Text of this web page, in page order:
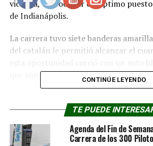
victoria, tras ocupar el séptimo
de Indianápolis.
La carrera tuvo siete banderas
del catalán le permitió alcanzar el
que son los colores de Honda Racing
llegaron en circuitos urbanos, como
FOTO: INDYCAR
CONTINÚE LEYENDO
TE PUEDE
Agenda del Fin de
Carrera de los 300